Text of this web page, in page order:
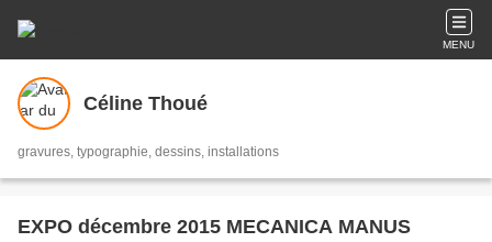
MENU
Céline Thoué
gravures, typographie, dessins, installations
EXPO décembre 2015 MECANICA MANUS